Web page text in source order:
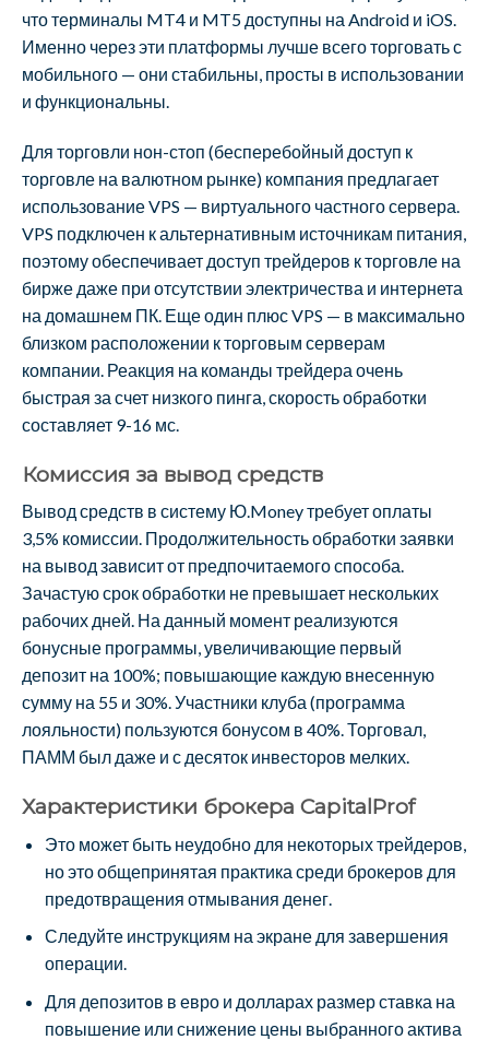
что терминалы MT4 и MT5 доступны на Android и iOS.
Именно через эти платформы лучше всего торговать с
мобильного — они стабильны, просты в использовании
и функциональны.
Для торговли нон-стоп (бесперебойный доступ к
торговле на валютном рынке) компания предлагает
использование VPS — виртуального частного сервера.
VPS подключен к альтернативным источникам питания,
поэтому обеспечивает доступ трейдеров к торговле на
бирже даже при отсутствии электричества и интернета
на домашнем ПК. Еще один плюс VPS — в максимально
близком расположении к торговым серверам
компании. Реакция на команды трейдера очень
быстрая за счет низкого пинга, скорость обработки
составляет 9-16 мс.
Комиссия за вывод средств
Вывод средств в систему Ю.Money требует оплаты
3,5% комиссии. Продолжительность обработки заявки
на вывод зависит от предпочитаемого способа.
Зачастую срок обработки не превышает нескольких
рабочих дней. На данный момент реализуются
бонусные программы, увеличивающие первый
депозит на 100%; повышающие каждую внесенную
сумму на 55 и 30%. Участники клуба (программа
лояльности) пользуются бонусом в 40%. Торговал,
ПАММ был даже и с десяток инвесторов мелких.
Характеристики брокера CapitalProf
Это может быть неудобно для некоторых трейдеров,
но это общепринятая практика среди брокеров для
предотвращения отмывания денег.
Следуйте инструкциям на экране для завершения
операции.
Для депозитов в евро и долларах размер ставка на
повышение или снижение цены выбранного актива